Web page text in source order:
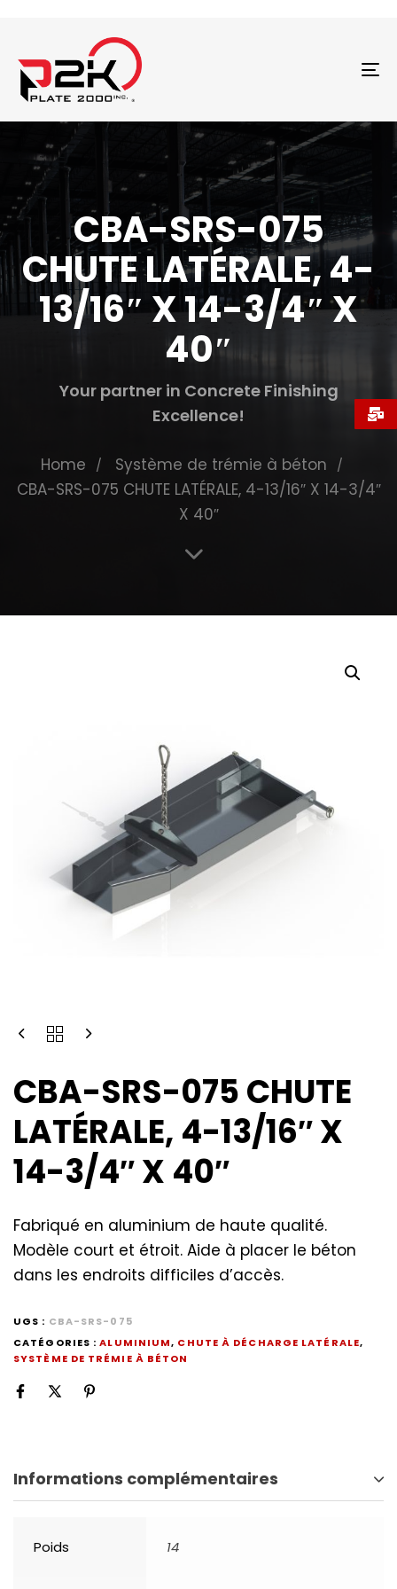
CBA-SRS-075
CHUTE LATÉRALE, 4-
13/16″ X 14-3/4″ X
40″
Your partner in Concrete Finishing
Excellence!
Home
Système de trémie à béton
CBA-SRS-075 CHUTE LATÉRALE, 4-13/16″ X 14-3/4″
X 40″
CBA-SRS-075 CHUTE
LATÉRALE, 4-13/16″ X
14-3/4″ X 40″
Fabriqué en aluminium de haute qualité.
Modèle court et étroit. Aide à placer le béton
dans les endroits difficiles d’accès.
UGS : CBA-SRS-075
CATÉGORIES :ALUMINIUM, CHUTE À DÉCHARGE LATÉRALE,
SYSTÈME DE TRÉMIE À BÉTON
Informations complémentaires
Poids 14